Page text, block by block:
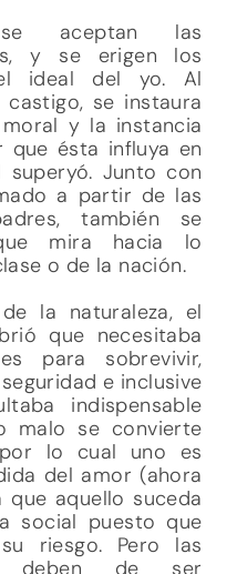
se aceptan las
y se erigen los
ideal del yo. Al
se instaura
y la instancia
que ésta influya en
Junto con
a partir de las
también se
mira hacia lo
o de la nación.
la naturaleza, el
que necesitaba
para sobrevivir,
e inclusive
indispensable
malo se convierte
lo cual uno es
del amor (ahora
aquello suceda
social puesto que
riesgo. Pero las
deben de ser